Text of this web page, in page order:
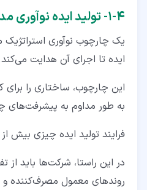
۴‏-‏۱‏- تولید ایده نوآوری مدیریت‌ شده
یک چارچوب نوآوری استراتژیک
ایده تا اجرای آن هدایت
این چارچوب، ساختاری را
به طور مداوم به
فرایند تولید ایده چیزی بیش
در این راستا، شرکت‌ها باید از
روندهای معمول مصرف‌کننده و